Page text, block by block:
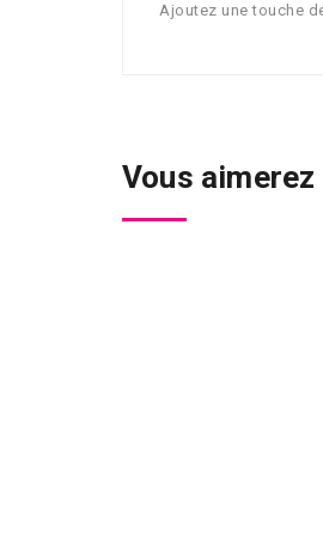
Ajoutez une touche
Vous aimerez